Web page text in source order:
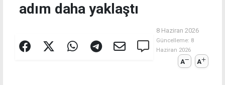
adım daha yaklaştı
8 Haziran 2026
Güncelleme: 8
Haziran 2026
A A